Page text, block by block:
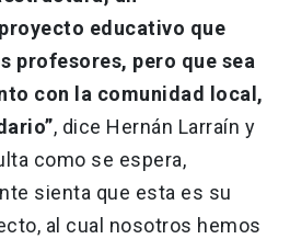
educativo que
profesores, pero que sea
con la comunidad local,
, dice Hernán Larraín y
como se espera,
sienta que esta es su
al cual nosotros hemos